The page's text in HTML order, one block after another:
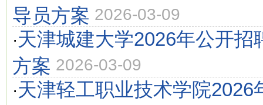
导员方案 2026-03-09
·天津城建大学2026年公开招
方案 2026-03-09
·天津轻工职业技术学院2026